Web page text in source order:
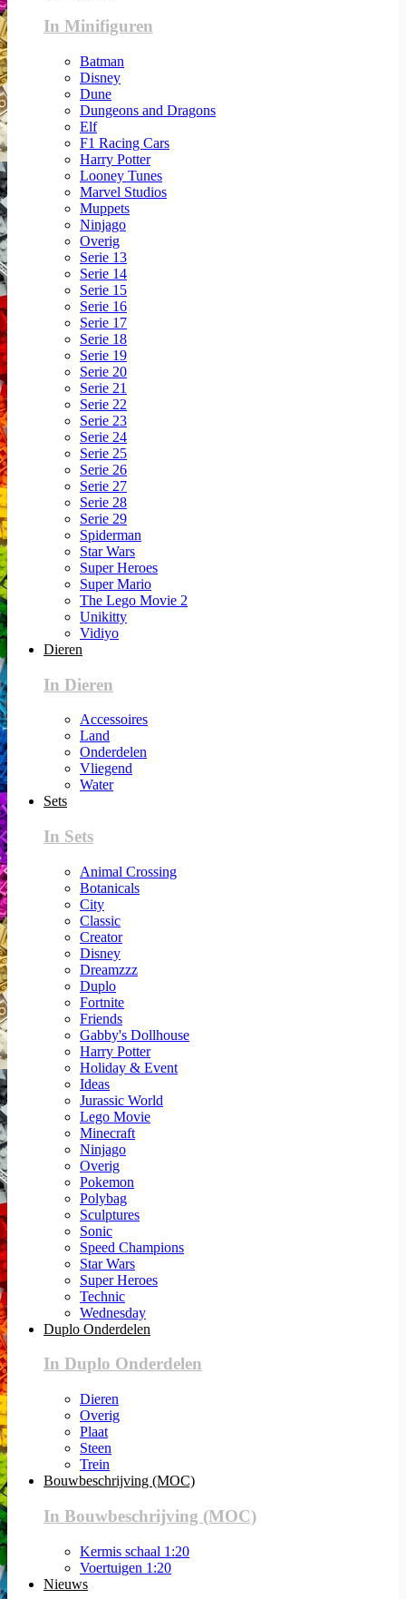
In Minifiguren
Batman
Disney
Dune
Dungeons and Dragons
Elf
F1 Racing Cars
Harry Potter
Looney Tunes
Marvel Studios
Muppets
Ninjago
Overig
Serie 13
Serie 14
Serie 15
Serie 16
Serie 17
Serie 18
Serie 19
Serie 20
Serie 21
Serie 22
Serie 23
Serie 24
Serie 25
Serie 26
Serie 27
Serie 28
Serie 29
Spiderman
Star Wars
Super Heroes
Super Mario
The Lego Movie 2
Unikitty
Vidiyo
Dieren
In Dieren
Accessoires
Land
Onderdelen
Vliegend
Water
Sets
In Sets
Animal Crossing
Botanicals
City
Classic
Creator
Disney
Dreamzzz
Duplo
Fortnite
Friends
Gabby's Dollhouse
Harry Potter
Holiday & Event
Ideas
Jurassic World
Lego Movie
Minecraft
Ninjago
Overig
Pokemon
Polybag
Sculptures
Sonic
Speed Champions
Star Wars
Super Heroes
Technic
Wednesday
Duplo Onderdelen
In Duplo Onderdelen
Dieren
Overig
Plaat
Steen
Trein
Bouwbeschrijving (MOC)
In Bouwbeschrijving (MOC)
Kermis schaal 1:20
Voertuigen 1:20
Nieuws